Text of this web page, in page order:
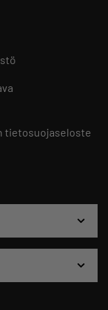
tietosuojaseloste